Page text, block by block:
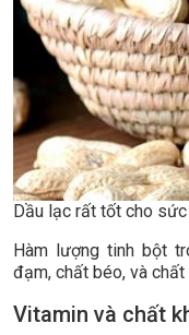
Dầu lạc rất tốt cho
Hàm lượng tinh bột
đạm, chất béo, và chất
Vitamin và chất